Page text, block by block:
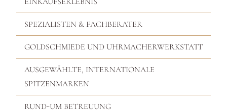
SPEZIALISTEN & FACHBERATER
GOLDSCHMIEDE UND UHRMACHERWERKSTATT
AUSGEWÄHLTE, INTERNATIONALE
SPITZENMARKEN
RUND-UM BETREUUNG